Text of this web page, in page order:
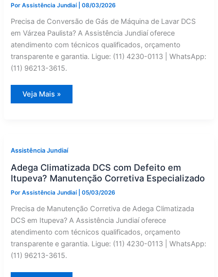
PorAssistência Jundiaí |08/03/2026
Precisa de Conversão de Gás de Máquina de Lavar DCS
em Várzea Paulista? A Assistência Jundiaí oferece
atendimento com técnicos qualificados, orçamento
transparente e garantia. Ligue: (11) 4230-0113 | WhatsApp:
(11) 96213-3615.
DCS
Máquina
Várzea
Paulista
Assistência
Jundiaí
Veja Mais »
Assistência Jundiaí
Adega Climatizada DCS com Defeito em
Itupeva? Manutenção Corretiva Especializado
PorAssistência Jundiaí |05/03/2026
Precisa de Manutenção Corretiva de Adega Climatizada
DCS em Itupeva? A Assistência Jundiaí oferece
atendimento com técnicos qualificados, orçamento
transparente e garantia. Ligue: (11) 4230-0113 | WhatsApp:
(11) 96213-3615.